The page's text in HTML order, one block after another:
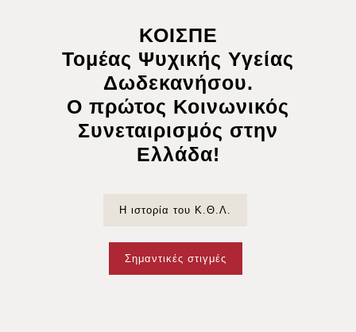
ΚΟΙΣΠΕ
Τομέας Ψυχικής Υγείας
Δωδεκανήσου.
Ο πρώτος Κοινωνικός
Συνεταιρισμός στην
Ελλάδα!
Η ιστορία του Κ.Θ.Λ.
Σημαντικές στιγμές